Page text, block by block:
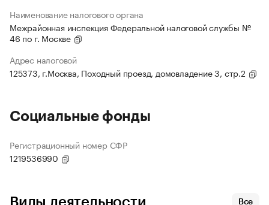
Наименование налогового органа
Межрайонная инспекция Федеральной налоговой службы №
46 по г. Москве
Адрес налоговой
125373, г.Москва, Походный проезд, домовладение 3, стр.2
Социальные фонды
Регистрационный номер СФР
1219536990
Все